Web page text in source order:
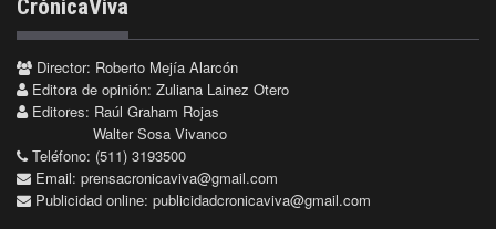
CrónicaViva
Director: Roberto Mejía Alarcón
Editora de opinión: Zuliana Lainez Otero
Editores: Raúl Graham Rojas
Walter Sosa Vivanco
Teléfono: (511) 3193500
Email: prensacronicaviva@gmail.com
Publicidad online: publicidadcronicaviva@gmail.com